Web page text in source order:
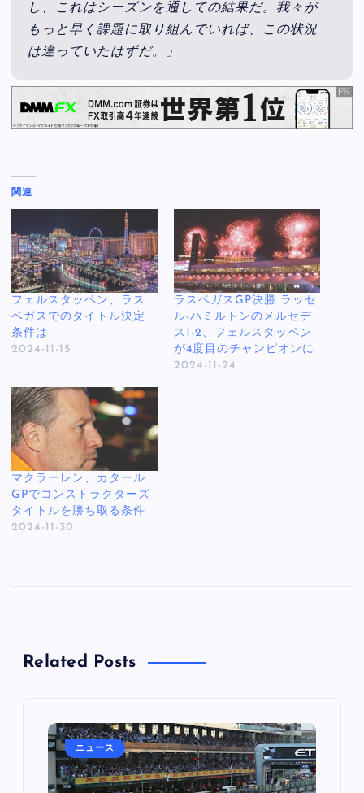
し、これはシーズンを通しての結果だ。我々が
もっと早く課題に取り組んでいれば、この状況
は違っていたはずだ。」
関連
フェルスタッペン、ラス
ベガスでのタイトル決定
条件は
2024-11-15
ラスベガスGP決勝 ラッセ
ル-ハミルトンのメルセデ
ス1-2、フェルスタッペン
が4度目のチャンピオンに
2024-11-24
マクラーレン、カタール
GPでコンストラクターズ
タイトルを勝ち取る条件
2024-11-30
Related Posts
ニュース